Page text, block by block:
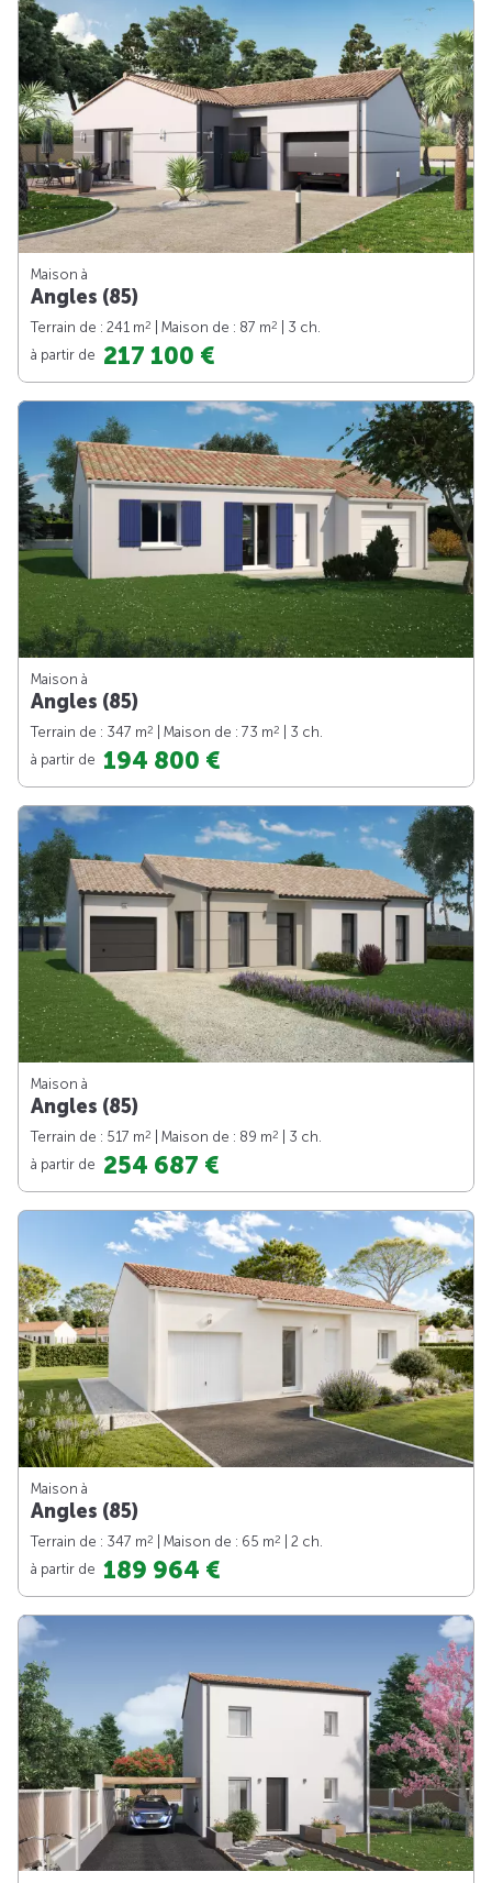
Maison à
Angles (85)
Terrain de : 241 m2 | Maison de : 87 m2
| 3 ch.
à partir de 217 100 €
Maison à
Angles (85)
Terrain de : 347 m2 | Maison de : 73 m2
| 3 ch.
à partir de 194 800 €
Maison à
Angles (85)
Terrain de : 517 m2 | Maison de : 89 m2
| 3 ch.
à partir de 254 687 €
Maison à
Angles (85)
Terrain de : 347 m2 | Maison de : 65 m2
| 2 ch.
à partir de 189 964 €